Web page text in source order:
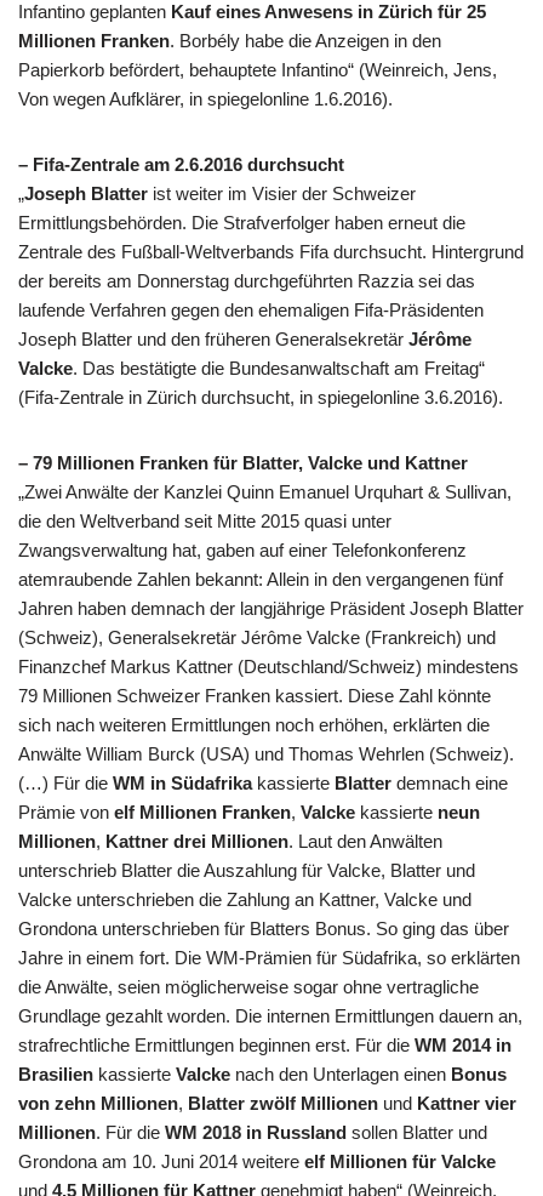
Infantino geplanten Kauf eines Anwesens in Zürich für 25
Millionen Franken. Borbély habe die Anzeigen in den
Papierkorb befördert, behauptete Infantino“ (Weinreich, Jens,
Von wegen Aufklärer, in spiegelonline 1.6.2016).
– Fifa-Zentrale am 2.6.2016 durchsucht
„Joseph Blatter ist weiter im Visier der Schweizer
Ermittlungsbehörden. Die Strafverfolger haben erneut die
Zentrale des Fußball-Weltverbands Fifa durchsucht. Hintergrund
der bereits am Donnerstag durchgeführten Razzia sei das
laufende Verfahren gegen den ehemaligen Fifa-Präsidenten
Joseph Blatter und den früheren Generalsekretär Jérôme
Valcke. Das bestätigte die Bundesanwaltschaft am Freitag“
(Fifa-Zentrale in Zürich durchsucht, in spiegelonline 3.6.2016).
– 79 Millionen Franken für Blatter, Valcke und Kattner
„Zwei Anwälte der Kanzlei Quinn Emanuel Urquhart & Sullivan,
die den Weltverband seit Mitte 2015 quasi unter
Zwangsverwaltung hat, gaben auf einer Telefonkonferenz
atemraubende Zahlen bekannt: Allein in den vergangenen fünf
Jahren haben demnach der langjährige Präsident Joseph Blatter
(Schweiz), Generalsekretär Jérôme Valcke (Frankreich) und
Finanzchef Markus Kattner (Deutschland/Schweiz) mindestens
79 Millionen Schweizer Franken kassiert. Diese Zahl könnte
sich nach weiteren Ermittlungen noch erhöhen, erklärten die
Anwälte William Burck (USA) und Thomas Wehrlen (Schweiz).
(…) Für die WM in Südafrikakassierte Blatter demnach eine
Prämie von elf Millionen Franken, Valcke kassierte neun
Millionen, Kattner drei Millionen. Laut den Anwälten
unterschrieb Blatter die Auszahlung für Valcke, Blatter und
Valcke unterschrieben die Zahlung an Kattner, Valcke und
Grondona unterschrieben für Blatters Bonus. So ging das über
Jahre in einem fort. Die WM-Prämien für Südafrika, so erklärten
die Anwälte, seien möglicherweise sogar ohne vertragliche
Grundlage gezahlt worden. Die internen Ermittlungen dauern an,
strafrechtliche Ermittlungen beginnen erst. Für die WM 2014 in
Brasilien kassierte Valcke nach den Unterlagen einen Bonus
von zehn Millionen, Blatter zwölf Millionen und Kattner vier
Millionen. Für die WM 2018 in Russland sollen Blatter und
Grondona am 10. Juni 2014 weitere elf Millionen für Valcke
und 4,5 Millionen für Kattner genehmigt haben“ (Weinreich,